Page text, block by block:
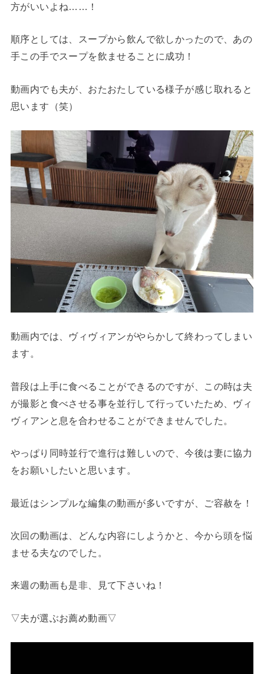
方がいいよね……！
順序としては、スープから飲んで欲しかったので、あの
手この手でスープを飲ませることに成功！
動画内でも夫が、おたおたしている様子が感じ取れると
思います（笑）
動画内では、ヴィヴィアンがやらかして終わってしまい
ます。
普段は上手に食べることができるのですが、この時は夫
が撮影と食べさせる事を並行して行っていたため、ヴィ
ヴィアンと息を合わせることができませんでした。
やっぱり同時並行で進行は難しいので、今後は妻に協力
をお願いしたいと思います。
最近はシンプルな編集の動画が多いですが、ご容赦を！
次回の動画は、どんな内容にしようかと、今から頭を悩
ませる夫なのでした。
来週の動画も是非、見て下さいね！
▽夫が選ぶお薦め動画▽